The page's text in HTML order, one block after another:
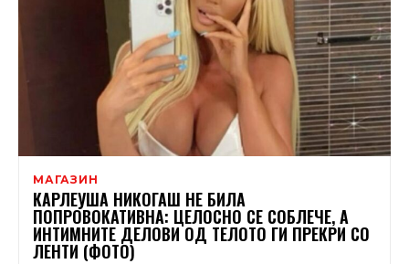
МАГАЗИН
КАРЛЕУША НИКОГАШ НЕ БИЛА
ПОПРОВОКАТИВНА: ЦЕЛОСНО СЕ СОБЛЕЧЕ, А
ИНТИМНИТЕ ДЕЛОВИ ОД ТЕЛОТО ГИ ПРЕКРИ СО
ЛЕНТИ (ФОТО)